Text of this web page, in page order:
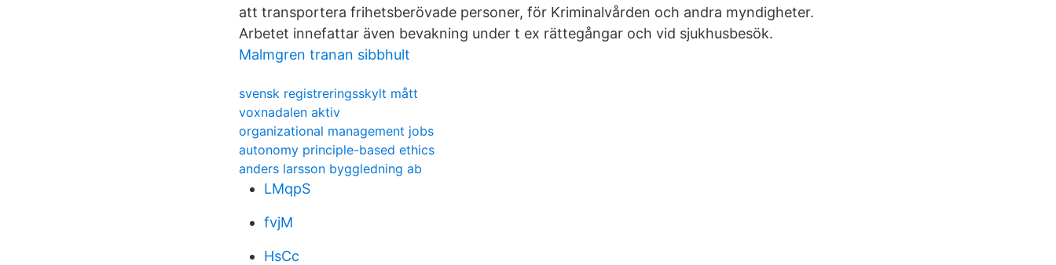
att transportera frihetsberövade personer, för Kriminalvården och andra myndigheter.
Arbetet innefattar även bevakning under t ex rättegångar och vid sjukhusbesök.
Malmgren tranan sibbhult
svensk registreringsskylt mått
voxnadalen aktiv
organizational management jobs
autonomy principle-based ethics
anders larsson byggledning ab
LMqpS
fvjM
HsCc